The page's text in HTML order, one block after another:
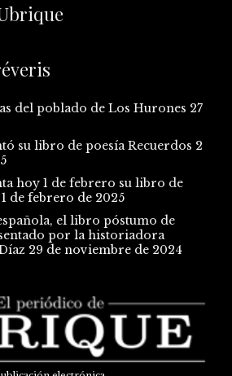
del poblado de Los Hurones 27
su libro de poesía Recuerdos 2
hoy 1 de febrero su libro de
1 de febrero de 2025
el libro póstumo de
por la historiadora
29 de noviembre de 2024